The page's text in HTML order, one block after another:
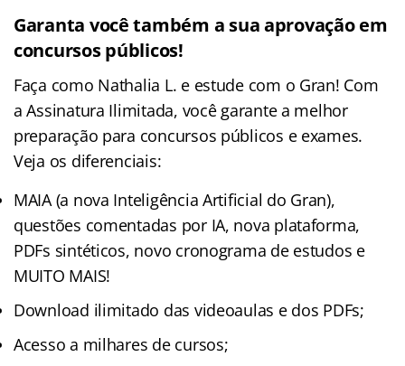
Garanta você também a sua aprovação em
concursos públicos!
Faça como Nathalia L. e estude com o Gran! Com
a Assinatura Ilimitada, você garante a melhor
preparação para concursos públicos e exames.
Veja os diferenciais:
MAIA (a nova Inteligência Artificial do Gran),
questões comentadas por IA, nova plataforma,
PDFs sintéticos, novo cronograma de estudos e
MUITO MAIS!
Download ilimitado das videoaulas e dos PDFs;
Acesso a milhares de cursos;